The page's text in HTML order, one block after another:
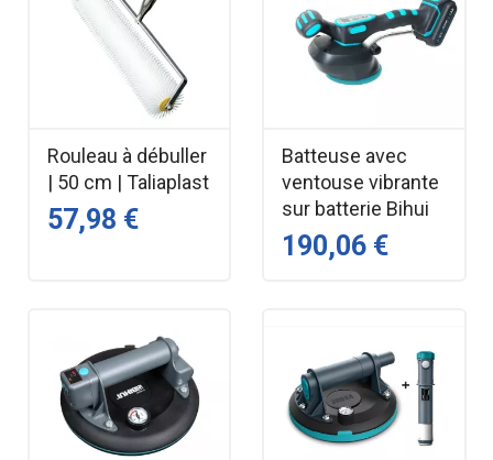
Rouleau à débuller
| 50 cm | Taliaplast
57,98 €
Batteuse avec
ventouse vibrante
sur batterie Bihui
190,06 €